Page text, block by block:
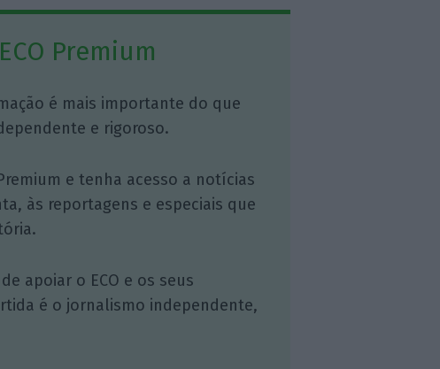
Premium
é mais importante do que
e rigoroso.
e tenha acesso a notícias
às reportagens e especiais que
apoiar o ECO e os seus
é o jornalismo independente,